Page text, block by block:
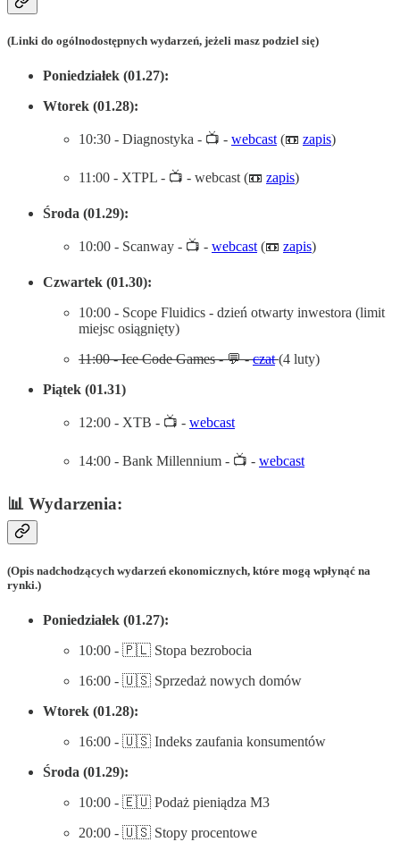
(Linki do ogólnodostępnych wydarzeń, jeżeli masz podziel się)
Poniedziałek (01.27):
Wtorek (01.28):
10:30 - Diagnostyka - 📺 - webcast (📼 zapis)
11:00 - XTPL - 📺 - webcast (📼 zapis)
Środa (01.29):
10:00 - Scanway - 📺 - webcast (📼 zapis)
Czwartek (01.30):
10:00 - Scope Fluidics - dzień otwarty inwestora (limit
miejsc osiągnięty)
11:00 - Ice Code Games - 💬 -czat (4 luty)
Piątek (01.31)
12:00 - XTB - 📺 - webcast
14:00 - Bank Millennium - 📺 - webcast
📊 Wydarzenia:
(Opis nadchodzących wydarzeń ekonomicznych, które mogą wpłynąć na
rynki.)
Poniedziałek (01.27):
10:00 - 🇵🇱 Stopa bezrobocia
16:00 - 🇺🇸 Sprzedaż nowych domów
Wtorek (01.28):
16:00 - 🇺🇸 Indeks zaufania konsumentów
Środa (01.29):
10:00 - 🇪🇺 Podaż pieniądza M3
20:00 - 🇺🇸 Stopy procentowe